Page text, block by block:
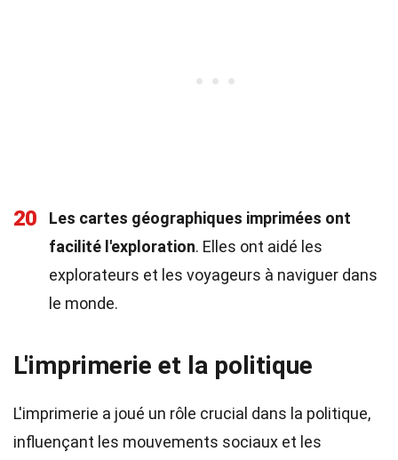
20
Les cartes géographiques imprimées ont
facilité l'exploration. Elles ont aidé les
explorateurs et les voyageurs à naviguer dans
le monde.
L'imprimerie et la politique
L'imprimerie a joué un rôle crucial dans la politique,
influençant les mouvements sociaux et les